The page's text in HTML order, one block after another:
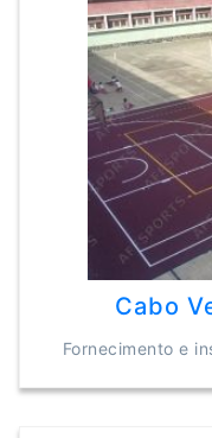
Cabo
Fornecimento e